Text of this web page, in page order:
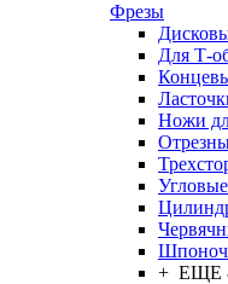
Фрезы
Для Т-
Ножи
Угловые
+ ЕЩЕ